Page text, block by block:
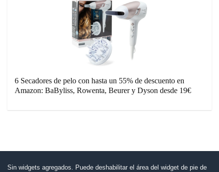
6 Secadores de pelo con hasta un 55% de descuento en
Amazon: BaByliss, Rowenta, Beurer y Dyson desde 19€
Sin widgets agregados. Puede deshabilitar el área del widget de pie de